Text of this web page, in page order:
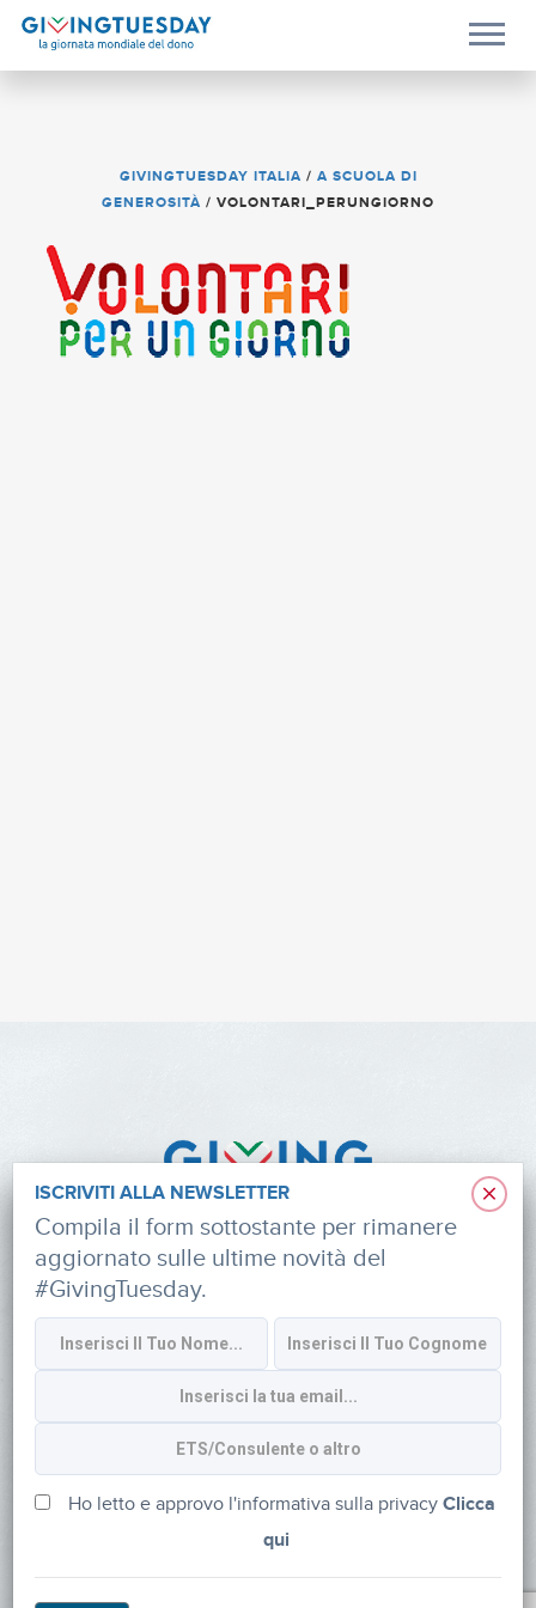
GIVINGTUESDAY ITALIA / A SCUOLA DI
GENEROSITÀ / VOLONTARI_PERUNGIORNO
Informativa sulla privacy
CONTATTI
via Roberto Lepetit 8/10 – 20124 Milano
info@fondazioneaifr.org
Tel: +39 02 47924880
×
ISCRIVITI ALLA NEWSLETTER
Compila il form sottostante per rimanere
aggiornato sulle ultime novità del
#GivingTuesday.
Ho letto e approvo l'informativa sulla privacyClicca
qui